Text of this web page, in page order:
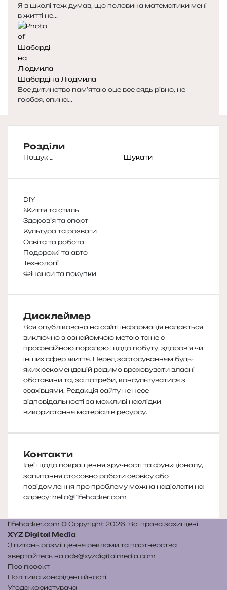
Я в школі теж думав, що половина математики мені
в житті не...
Шабардіна Людмила
Все дитинство пам’ятаю оце все сядь рівно, не
горбся, спина...
Розділи
Пошук:
DIY
Життя та стиль
Здоров’я та спорт
Культура та розваги
Освіта та робота
Подорожі та авто
Технології
Фінанси та покупки
Дисклеймер
Вся опублікована на сайті інформація надається
виключно з ознайомчою метою та не є
професійною порадою щодо побуту, здоров’я чи
інших сфер життя. Перед застосуванням будь-
яких рекомендацій радимо враховувати власні
обставини та, за потреби, консультуватися з
фахівцями. Редакція сайту не несе
відповідальності за можливі наслідки
використання матеріалів ресурсу.
Контакти
Ідеї щодо покращення зручності та функціоналу,
запитання стосовно роботи сервісу або
повідомлення про проблему можна надіслати на
адресу: hello@l1fehacker.com
l1fehacker.com © Copyright 2026. Всі права захищені
XYZ Digital Media
З питань розміщення реклами та партнерства
звертайтесь на ads@xyzdigitalmedia.com
Про проєкт
Політика конфіденційності
Угода користувача